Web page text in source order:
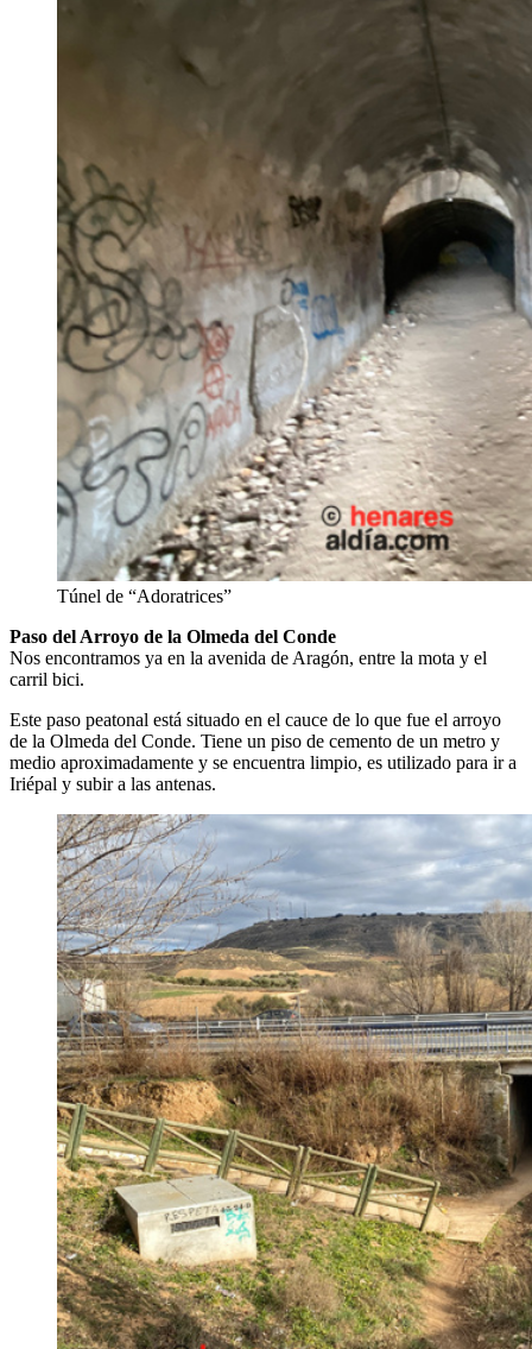
Túnel de “Adoratrices”
Paso del Arroyo de la Olmeda del Conde
Nos encontramos ya en la avenida de Aragón, entre la mota y el
carril bici.
Este paso peatonal está situado en el cauce de lo que fue el arroyo
de la Olmeda del Conde. Tiene un piso de cemento de un metro y
medio aproximadamente y se encuentra limpio, es utilizado para ir a
Iriépal y subir a las antenas.